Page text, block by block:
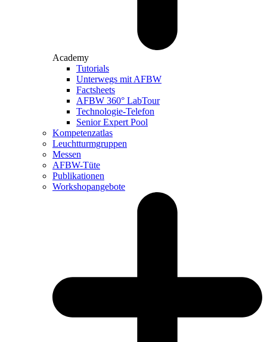
Academy
Tutorials
Unterwegs mit AFBW
Factsheets
AFBW 360° LabTour
Technologie-Telefon
Senior Expert Pool
Kompetenzatlas
Leuchtturm­gruppen
Messen
AFBW-Tüte
Publikationen
Workshopangebote